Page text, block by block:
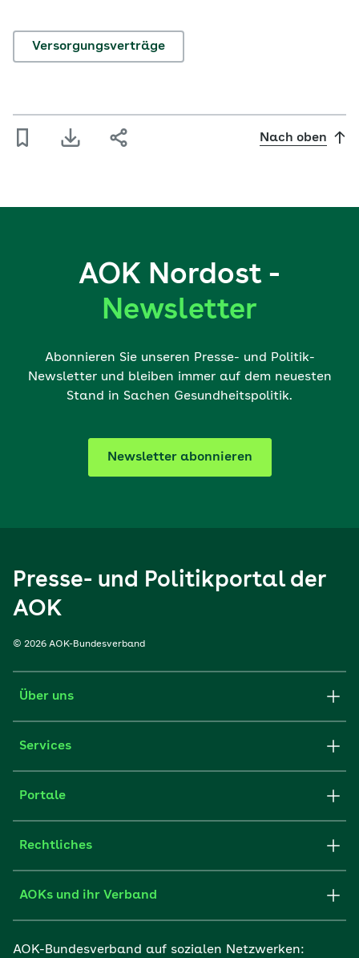
Versorgungsverträge
Nach oben
AOK Nordost -
Newsletter
Abonnieren Sie unseren Presse- und Politik-
Newsletter und bleiben immer auf dem neuesten
Stand in Sachen Gesundheitspolitik.
Newsletter abonnieren
Presse- und Politikportal der
AOK
© 2026 AOK-Bundesverband
Über uns
Services
Portale
Rechtliches
AOKs und ihr Verband
AOK-Bundesverband auf sozialen Netzwerken: